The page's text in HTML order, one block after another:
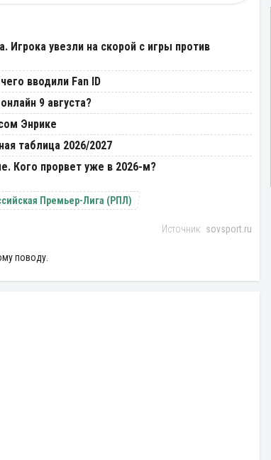
Игрока увезли на скорой с игры против
вводили Fan ID
9 августа?
Энрике
таблица 2026/2027
Кого прорвет уже в 2026-м?
Премьер-Лига (РПЛ)
sovsport.ru
поводу.